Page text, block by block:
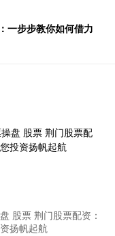
一步步教你如何借力
股票 荆门股票配资：
扬帆起航